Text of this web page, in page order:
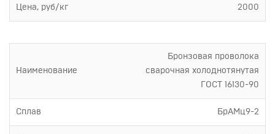
Цена, руб/кг 2000
Наименование
Бронзовая проволока
сварочная холоднотянутая
ГОСТ 16130-90
Сплав БрАМц9-2